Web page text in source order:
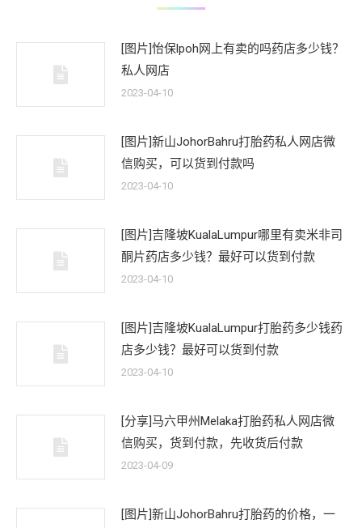
[图片]怡保lpoh网上有卖的吗药店多少钱？
私人网店
2023-04-10
[图片]新山JohorBahru打胎药私人网店微
信购买，可以货到付款吗
2023-04-10
[图片]吉隆坡KualaLumpur哪里有卖米非司
酮片药店多少钱？最好可以货到付款
2023-04-10
[图片]吉隆坡KualaLumpur打胎药多少钱药
店多少钱？最好可以货到付款
2023-04-10
[分享]马六甲州Melaka打胎药私人网店微
信购买，货到付款，先收货后付款
2023-04-09
[图片]新山JohorBahru打胎药的价格，一